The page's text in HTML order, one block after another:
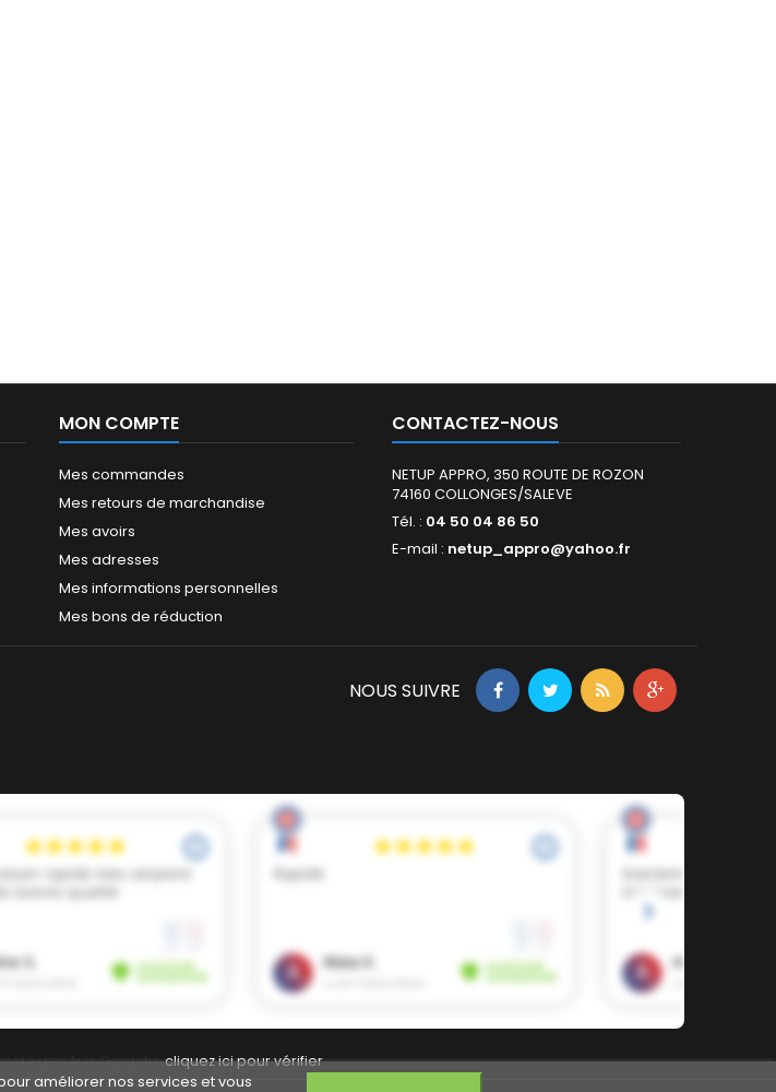
MON COMPTE
Mes commandes
Mes retours de marchandise
Mes avoirs
Mes adresses
Mes informations personnelles
Mes bons de réduction
CONTACTEZ-NOUS
NETUP APPRO, 350 ROUTE DE ROZON
74160 COLLONGES/SALEVE
Tél. : 04 50 04 86 50
E-mail : netup_appro@yahoo.fr
NOUS SUIVRE
améliorer nos services et vous
des Avis Garantis,cliquez ici pour vérifier.